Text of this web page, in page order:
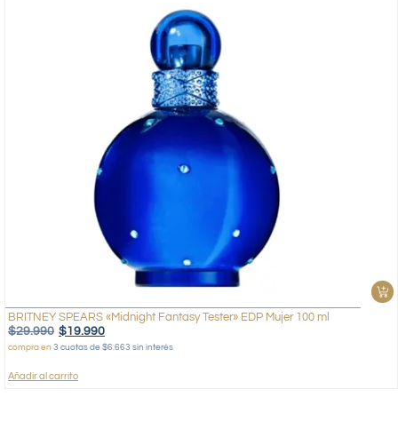
BRITNEY SPEARS «Midnight Fantasy Tester» EDP Mujer 100 ml
$29.990 $19.990
compra en 3 cuotas de $6.663 sin interés
Añadir al carrito